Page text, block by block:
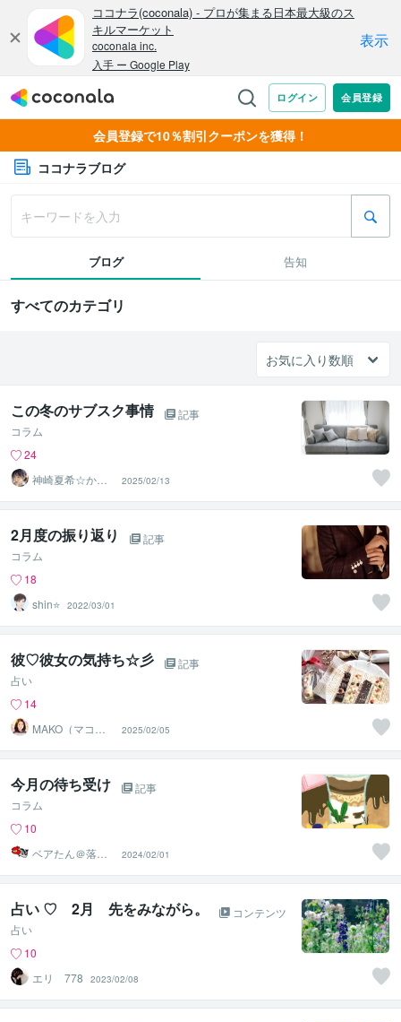
会員登録で10％割引クーポンを獲得！
ココナラブログ
ブログ 告知
すべてのカテゴリ
この冬のサブスク事情
記事
コラム
24
神崎夏希☆かん
なつ
2025/02/13
2月度の振り返り
記事
コラム
18
shin⭐️ 2022/03/01
彼♡彼女の気持ち☆彡
記事
占い
14
MAKO（マコ）
占い♡心寄り添
うヒーラー
2025/02/05
今月の待ち受け
記事
コラム
10
ベアたん＠落書
きイラストレー
ター
2024/02/01
占い ♡ 2月 先をみながら。
コンテンツ
占い
10
エリ 778
2023/02/08